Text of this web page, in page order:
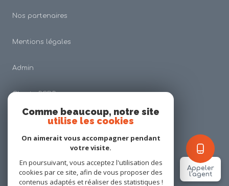
Appeler
l'agent
Nos partenaires
Mentions légales
Admin
Charte RGDP
Nos honoraires
Cookies
Comme beaucoup, notre site
utilise les cookies
On aimerait vous accompagner pendant
votre visite.
En poursuivant, vous acceptez l'utilisation des
cookies par ce site, afin de vous proposer des
contenus adaptés et réaliser des statistiques !